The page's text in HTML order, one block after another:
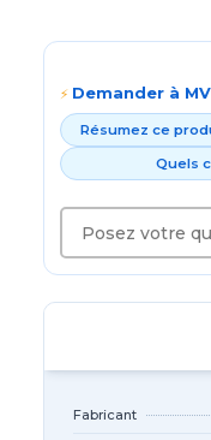
⚡ Demander à MV
Résumez ce
Quels
Fabricant